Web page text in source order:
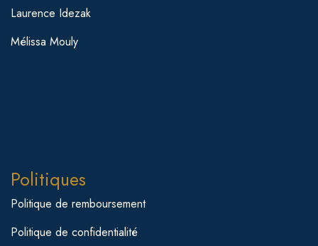
Laurence Idezak
Mélissa Mouly
Politiques
Politique de remboursement
Politique de confidentialité